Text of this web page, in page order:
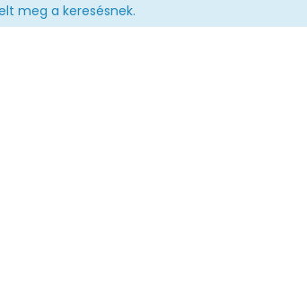
meg a keresésnek.